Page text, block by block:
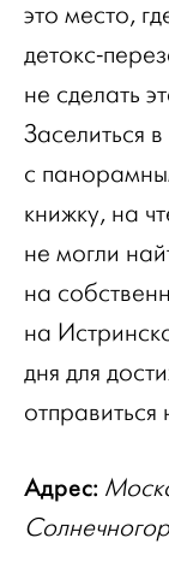
это место,
детокс-
не сделать
Заселиться
с
книжку, на
не могли
на
на
дня для
Адрес: